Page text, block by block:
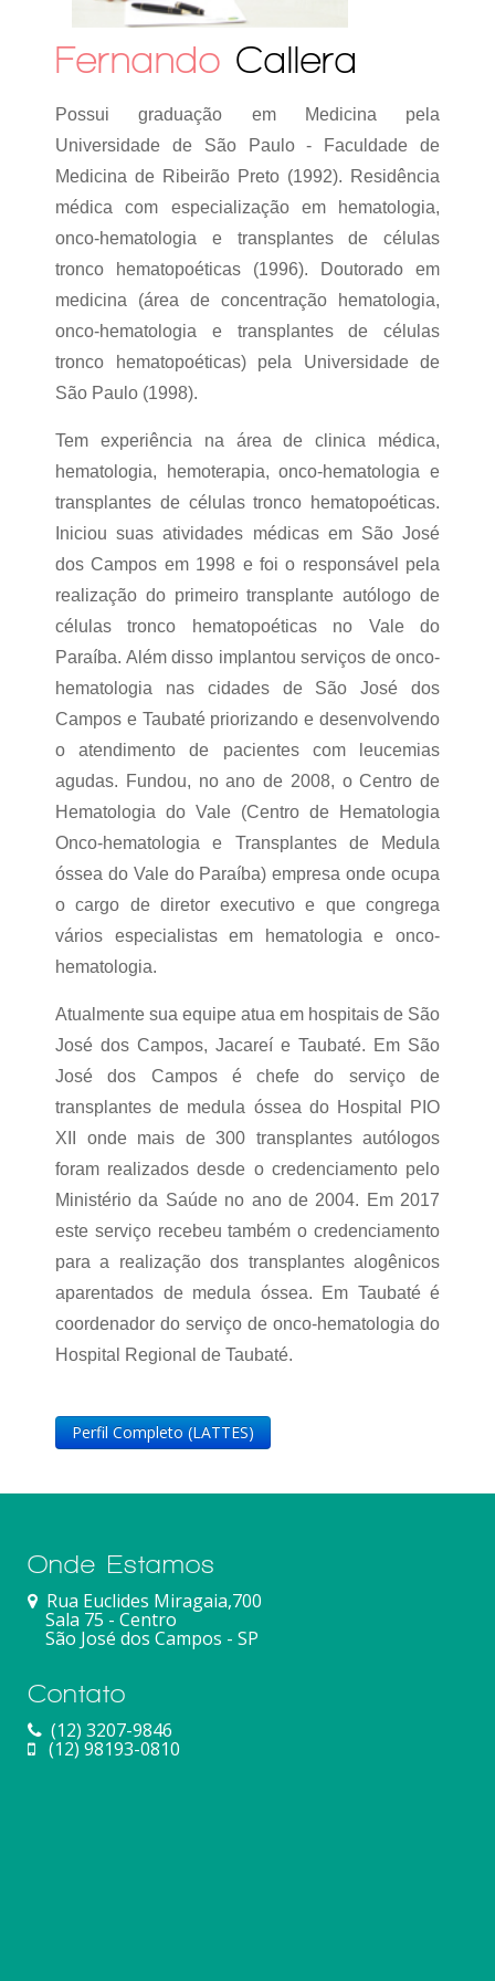
Fernando Callera
Possui graduação em Medicina pela
Universidade de São Paulo - Faculdade de
Medicina de Ribeirão Preto (1992). Residência
médica com especialização em hematologia,
onco-hematologia e transplantes de células
tronco hematopoéticas (1996). Doutorado em
medicina (área de concentração hematologia,
onco-hematologia e transplantes de células
tronco hematopoéticas) pela Universidade de
São Paulo (1998).
Tem experiência na área de clinica médica,
hematologia, hemoterapia, onco-hematologia e
transplantes de células tronco hematopoéticas.
Iniciou suas atividades médicas em São José
dos Campos em 1998 e foi o responsável pela
realização do primeiro transplante autólogo de
células tronco hematopoéticas no Vale do
Paraíba. Além disso implantou serviços de onco-
hematologia nas cidades de São José dos
Campos e Taubaté priorizando e desenvolvendo
o atendimento de pacientes com leucemias
agudas. Fundou, no ano de 2008, o Centro de
Hematologia do Vale (Centro de Hematologia
Onco-hematologia e Transplantes de Medula
óssea do Vale do Paraíba) empresa onde ocupa
o cargo de diretor executivo e que congrega
vários especialistas em hematologia e onco-
hematologia.
Atualmente sua equipe atua em hospitais de São
José dos Campos, Jacareí e Taubaté. Em São
José dos Campos é chefe do serviço de
transplantes de medula óssea do Hospital PIO
XII onde mais de 300 transplantes autólogos
foram realizados desde o credenciamento pelo
Ministério da Saúde no ano de 2004. Em 2017
este serviço recebeu também o credenciamento
para a realização dos transplantes alogênicos
aparentados de medula óssea. Em Taubaté é
coordenador do serviço de onco-hematologia do
Hospital Regional de Taubaté.
Perfil Completo (LATTES)
Onde Estamos
Rua Euclides Miragaia,700
Sala 75 - Centro
São José dos Campos - SP
Contato
(12) 3207-9846
(12) 98193-0810